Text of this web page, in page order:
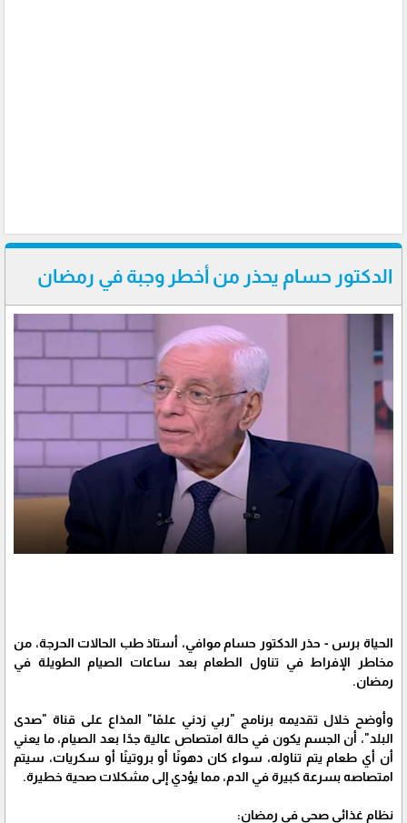
الدكتور حسام يحذر من أخطر وجبة في رمضان
الحياة برس - حذر الدكتور حسام موافي، أستاذ طب الحالات الحرجة، من
مخاطر الإفراط في تناول الطعام بعد ساعات الصيام الطويلة في
رمضان.
وأوضح خلال تقديمه برنامج "ربي زدني علمًا" المذاع على قناة "صدى
البلد"، أن الجسم يكون في حالة امتصاص عالية جدًا بعد الصيام، ما يعني
أن أي طعام يتم تناوله، سواء كان دهونًا أو بروتينًا أو سكريات، سيتم
امتصاصه بسرعة كبيرة في الدم، مما يؤدي إلى مشكلات صحية خطيرة.
نظام غذائي صحي في رمضان: